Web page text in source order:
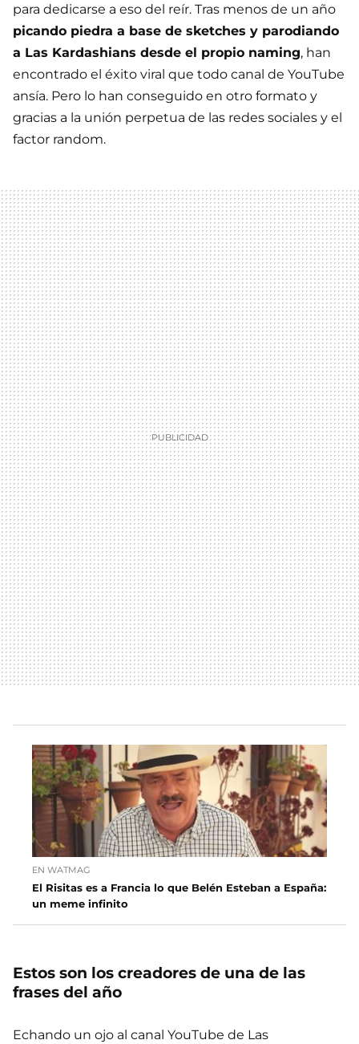
para dedicarse a eso del reír. Tras menos de un año
picando piedra a base de sketches y parodiando
a Las Kardashians desde el propio naming, han
encontrado el éxito viral que todo canal de YouTube
ansía. Pero lo han conseguido en otro formato y
gracias a la unión perpetua de las redes sociales y el
factor random.
EN WATMAG
El Risitas es a Francia lo que Belén Esteban a España:
un meme infinito
Estos son los creadores de una de las
frases del año
Echando un ojo al canal YouTube de Las